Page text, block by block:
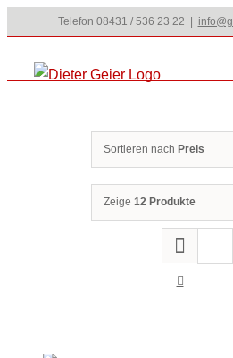
Inhalt
springen
Telefon 08431 / 536 23 22
Sortieren nach Preis
Zeige 12 Produkte